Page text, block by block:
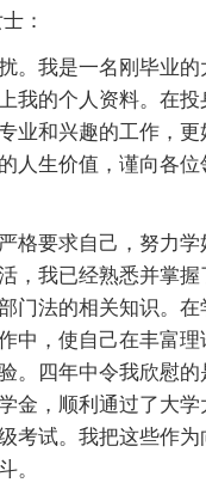
：
。我是一名刚毕业的
我的个人资料。在投
业和兴趣的工作，更
人生价值，谨向各
格要求自己，努力学
，我已经熟悉并掌握
门法的相关知识。在
中，使自己在丰富理
。四年中令我欣慰的
金，顺利通过了大学
考试。我把这些作为
。